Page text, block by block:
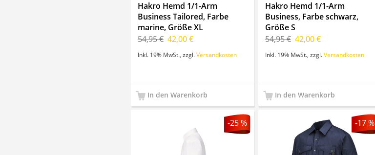
Hakro Hemd 1/1-Arm
Business Tailored, Farbe
marine, Größe XL
54,95 € 42,00 €
Inkl. 19% MwSt. zzgl. Versandkosten
In den Warenkorb
Hakro Hemd 1/1-Arm
Business, Farbe schwarz,
Größe S
54,95 € 42,00 €
Inkl. 19% MwSt. zzgl. Versandkosten
In den Warenkorb
-25 % -17 %